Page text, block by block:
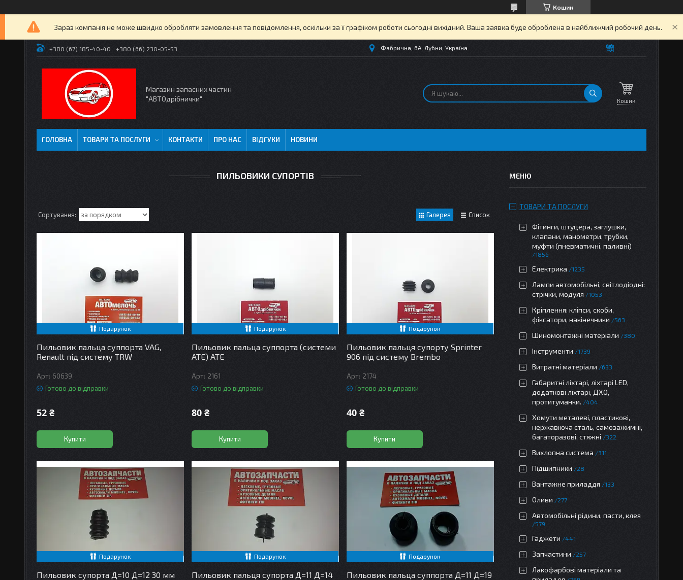
Кошик
Зараз компанія не може швидко обробляти замовлення та повідомлення, оскільки за її графіком роботи сьогодні вихідний. Ваша заявка буде оброблена в найближчий робочий день.
+380 (67) 185-40-40 +380 (66) 230-05-53 Фабрична, 6А, Лубни, Україна
Магазин запасних частин
"АВТОдрібнички"
Кошик
ГОЛОВНА ТОВАРИ ТА ПОСЛУГИ КОНТАКТИ ПРО НАС ВІДГУКИ НОВИНИ
ПИЛЬОВИКИ СУПОРТІВ
Галерея Список
Подарунок
Пильовик пальца суппорта VAG,
Renault під систему TRW
60639
Готово до відправки
52 ₴
Купити
Подарунок
Пильовик пальца суппорта (системи
ATE) ATE
2161
Готово до відправки
80 ₴
Купити
Подарунок
Пильовик пальця супорту Sprinter
906 під систему Brembo
2174
Готово до відправки
40 ₴
Купити
Подарунок
Пильовик супорта Д=10 Д=12 30 мм
Подарунок
Пильовик пальця супорта Д=11 Д=14
Подарунок
Пильовик пальца суппорта Д=11 Д=19
ТОВАРИ ТА ПОСЛУГИ
Фітинги, штуцера, заглушки,
клапани, манометри, трубки,
муфти (пневматичні, паливні)
1856
Електрика 1235
Лампи автомобільні, світлодіодні:
стрічки, модуля
1053
Кріплення: кліпси, скоби,
фіксатори, накінечники
563
Шиномонтажні матеріали 380
Інструменти 1739
Витратні матеріали 633
Габаритні ліхтарі, ліхтарі LED,
додаткові ліхтарі, ДХО,
протитуманки.
404
Хомути металеві, пластикові,
нержавіюча сталь, самозажимні,
багаторазові, стяжні
322
Вихлопна система 311
Підшипники 28
Вантажне приладдя 133
Оливи 277
Автомобільні рідини, пасти, клея
579
Гаджети 441
Запчастини 257
Лакофарбові матеріали та